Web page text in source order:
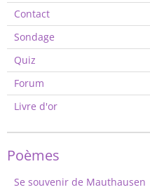
Contact
Sondage
Quiz
Forum
Livre d'or
Poèmes
Se souvenir de Mauthausen